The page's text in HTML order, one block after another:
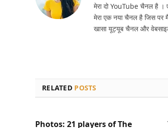
मेरा दो YouTube चैनल है
मेरा एक नया चैनल है जिस पर
खासा यूट्यूब चैनल और
RELATED POSTS
Photos: 21 players of The